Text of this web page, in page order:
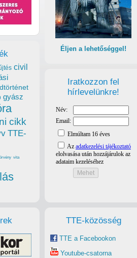
Éljen a lehetőséggel!
Iratkozzon fel
hírlevelünkre!
TTE-közösség
TTE a Facebookon
Youtube-csatorna
civil
gyász
cikk
TTE-
vita